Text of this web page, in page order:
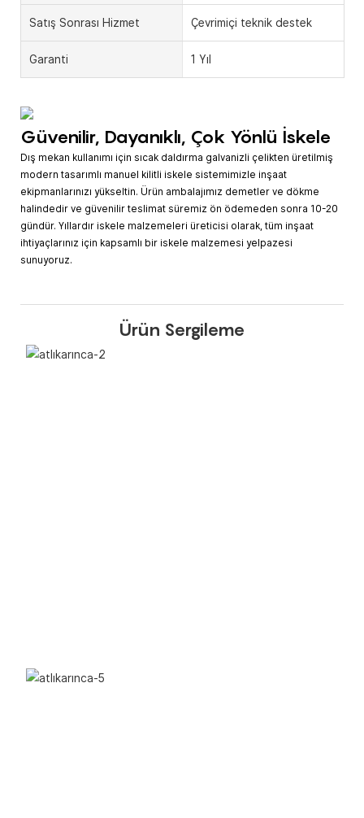
Satış Sonrası Hizmet Çevrimiçi teknik destek
Garanti 1 Yıl
Güvenilir, Dayanıklı, Çok Yönlü İskele
Dış mekan kullanımı için sıcak daldırma galvanizli çelikten üretilmiş
modern tasarımlı manuel kilitli iskele sistemimizle inşaat
ekipmanlarınızı yükseltin. Ürün ambalajımız demetler ve dökme
halindedir ve güvenilir teslimat süremiz ön ödemeden sonra 10-20
gündür. Yıllardır iskele malzemeleri üreticisi olarak, tüm inşaat
ihtiyaçlarınız için kapsamlı bir iskele malzemesi yelpazesi
sunuyoruz.
Ürün Sergileme